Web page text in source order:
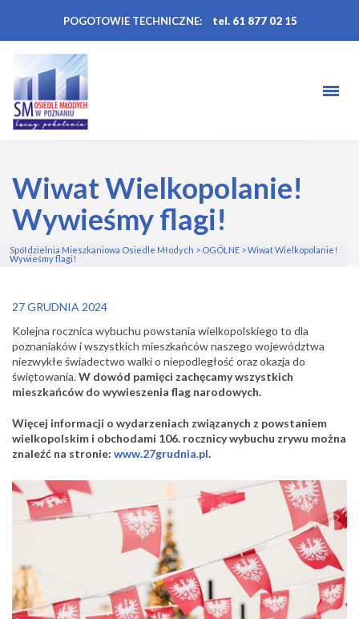
POGOTOWIE TECHNICZNE: tel. 61 877 02 15
Wiwat Wielkopolanie!
Wywieśmy flagi!
Spółdzielnia Mieszkaniowa Osiedle Młodych > OGÓLNE >Wiwat Wielkopolanie!
Wywieśmy flagi!
27 GRUDNIA 2024
Kolejna rocznica wybuchu powstania wielkopolskiego to dla
poznaniakówi wszystkich mieszkańców naszego województwa
niezwykłe świadectwo walki o niepodległość oraz okazja do
świętowania.W dowód pamięci zachęcamy wszystkich
mieszkańców do wywieszenia flag narodowych.
Więcej informacji o wydarzeniach związanych z powstaniem
wielkopolskim i obchodami 106. rocznicy wybuchu zrywu można
znaleźć na stronie: www.27grudnia.pl.